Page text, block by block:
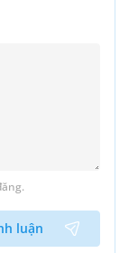
luận